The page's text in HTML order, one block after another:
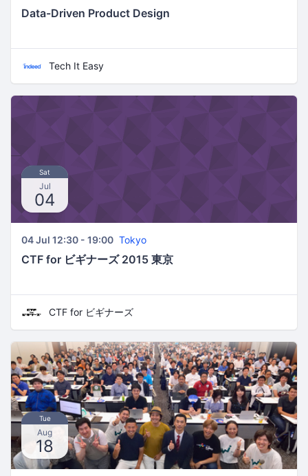
Data-Driven Product Design
Tech It Easy
Sat
Jul
04
04 Jul 12:30 - 19:00 Tokyo
CTF for ビギナーズ 2015 東京
CTF for ビギナーズ
Tue
Aug
18